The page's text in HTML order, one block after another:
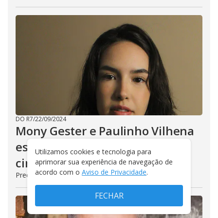
DO R7/22/09/2024
Mony Gester e Paulinho Vilhena
estrelam Estranho Amor no
cinema
Prequel vai estrear no primeiro trimestre de 2025
Utilizamos cookies e tecnologia para
aprimorar sua experiência de navegação de
acordo com o Aviso de Privacidade.
FECHAR